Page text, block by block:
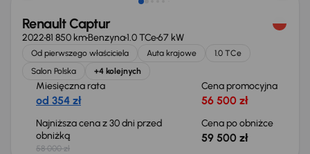
Renault Captur
202281 850 kmBenzyna1.0 TCe67 kW
Od pierwszego właściciela Auta krajowe
1.0 TCe
Salon Polska
+4 kolejnych
Miesięczna rata
od 354 zł
Cena promocyjna
56 500 zł
Najniższa cena z 30 dni przed
obniżką
58 000 zł
Cena po obniżce
59 500 zł